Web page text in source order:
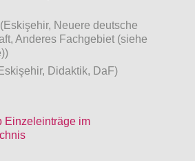
(Eskişehir, Neuere deutsche
Anderes Fachgebiet (siehe
Didaktik, DaF)
Einzeleinträge im